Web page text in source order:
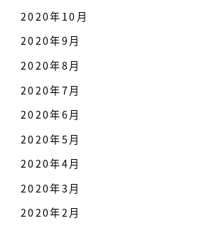
2020年10月
2020年9月
2020年8月
2020年7月
2020年6月
2020年5月
2020年4月
2020年3月
2020年2月